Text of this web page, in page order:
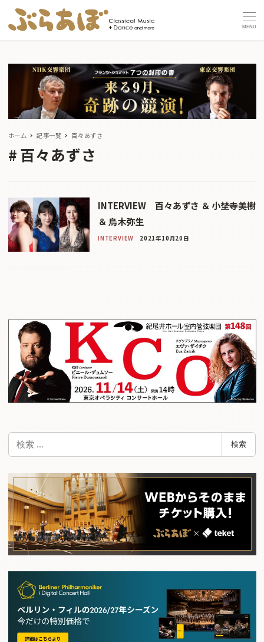
MENU
ホーム 記事一覧 百々あずさ
百々あずさ
INTERVIEW 百々あずさ ＆ 小埜寺美樹
＆ 鳥木弥生
INTERVIEW 2021年10月20日
検
検索